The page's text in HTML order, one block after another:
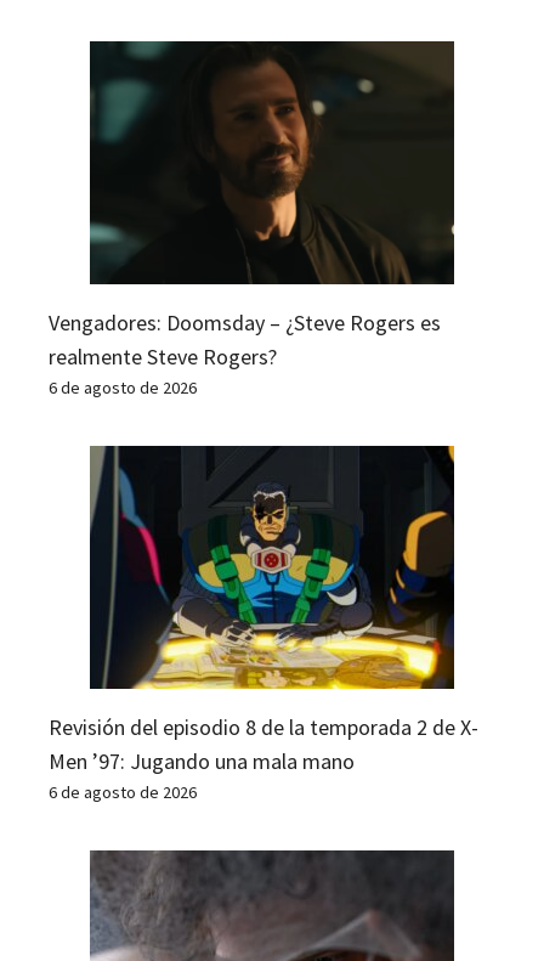
Vengadores: Doomsday – ¿Steve Rogers es
realmente Steve Rogers?
6 de agosto de 2026
Revisión del episodio 8 de la temporada 2 de X-
Men ’97: Jugando una mala mano
6 de agosto de 2026